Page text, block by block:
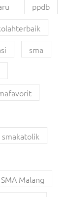
ppdb
sma
smakatolik
SMA Malang